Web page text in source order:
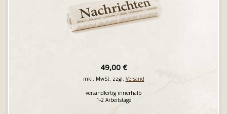
49,00 €
inkl. MwSt. zzgl. Versand
versandfertig innerhalb
1-2 Arbeitstage